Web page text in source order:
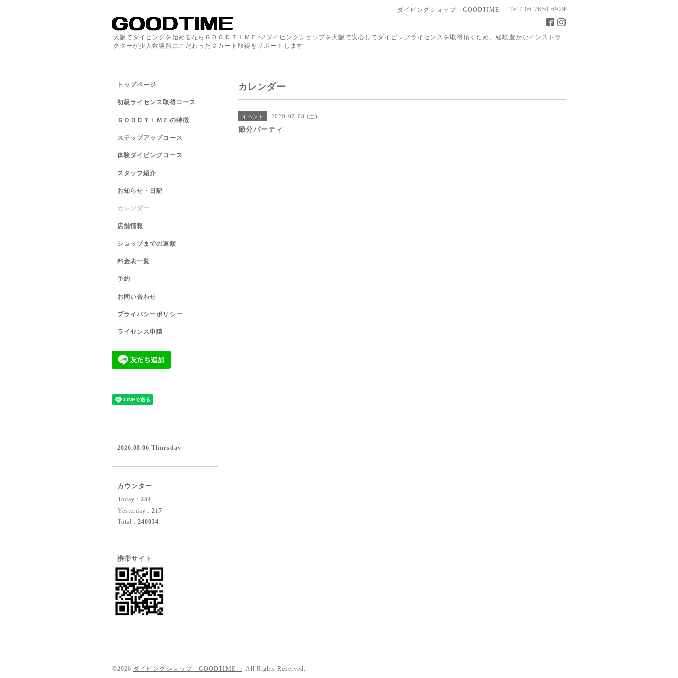
ダイビングショップ GOODTIME Tel / 06-7650-6929
大阪でダイビングを始めるならＧＯＯＤＴＩＭＥへ!ダイビングショップを大阪で安心してダイビングライセンスを取得頂くため、経験豊かなインストラ
クターが少人数講習にこだわったＣカード取得をサポートします
カレンダー
イベント 2020-02-08 (土)
節分パーティ
トップページ
初級ライセンス取得コース
ＧＯＯＤＴＩＭＥの特徴
ステップアップコース
体験ダイビングコース
スタッフ紹介
お知らせ・日記
カレンダー
店舗情報
ショップまでの道順
料金表一覧
予約
お問い合わせ
プライバシーポリシー
ライセンス申請
2026.08.06 Thursday
カウンター
Today : 254
Yesterday : 217
Total : 240034
携帯サイト
©2026 ダイビングショップ GOODTIME . All Rights Reserved.